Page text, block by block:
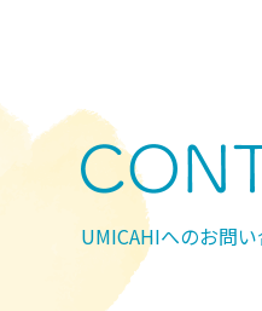
UMICAHIへのお問